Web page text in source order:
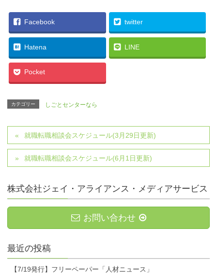
Facebook twitter
Hatena LINE
Pocket
カテゴリー しごとセンターなら
就職転職相談会スケジュール(3月29日更新)
就職転職相談会スケジュール(6月1日更新)
株式会社ジェイ・アライアンス・メディアサービス
お問い合わせ
最近の投稿
【7/19発行】フリーペーパー「人材ニュース」